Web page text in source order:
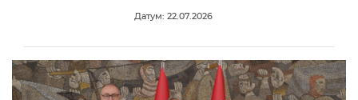
Датум: 22.07.2026